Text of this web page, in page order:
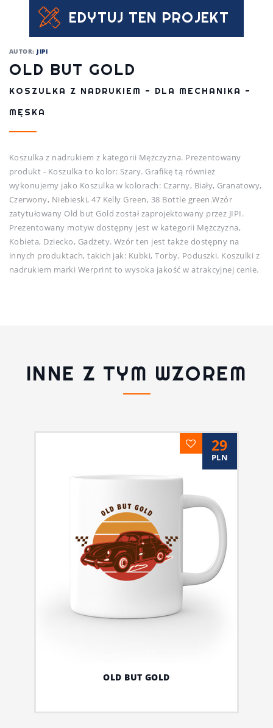
AUTOR:JIPI
OLD BUT GOLD
KOSZULKA Z NADRUKIEM - DLA MECHANIKA -
MĘSKA
Koszulka z nadrukiem z kategorii Mężczyzna. Prezentowany
produkt - Koszulka to kolor: Szary. Grafikę tą również
wykonujemy jako Koszulka w kolorach: Czarny, Biały, Granatowy,
Czerwony, Niebieski, 47 Kelly Green, 38 Bottle green.Wzór
zatytułowany Old but Gold został zaprojektowany przez JIPI.
Prezentowany motyw dostępny jest w kategorii Mężczyzna,
Kobieta, Dziecko, Gadżety. Wzór ten jest także dostępny na
innych produktach, takich jak: Kubki, Torby, Poduszki. Koszulki z
nadrukiem marki Werprint to wysoka jakość w atrakcyjnej cenie.
EDYTUJ TEN PROJEKT
INNE Z TYM WZOREM
29
PLN
OLD BUT GOLD